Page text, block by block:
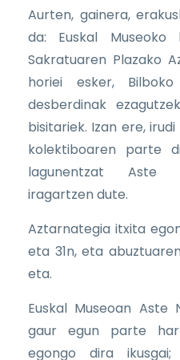
Aurten, gainera,
da: Euskal
Sakratuaren Plazako
horiei esker,
desberdinak
bisitariek. Izan ere,
kolektiboaren parte
lagunentzat Aste
iragartzen dute.
Aztarnategia itxita
eta 31n, eta
eta.
Euskal Museoan Aste
gaur egun parte
egongo dira ikusgai;